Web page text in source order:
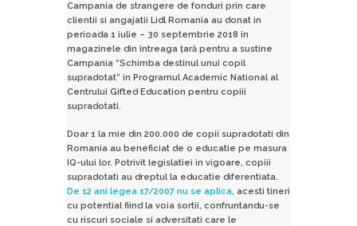
Campania de strangere de fonduri prin care
clientii si angajatii Lidl Romania au donat in
perioada 1 iulie – 30 septembrie 2018 în
magazinele din întreaga țară pentru a sustine
Campania “Schimba destinul unui copil
supradotat” in Programul Academic National al
Centrului Gifted Education pentru copiii
supradotati.
Doar 1 la mie din 200.000 de copii supradotati din
Romania au beneficiat de o educatie pe masura
IQ-ului lor. Potrivit legislatiei in vigoare, copiii
supradotati au dreptul la educatie diferentiata.
De 12 ani legea 17/2007 nu se aplica , acesti tineri
cu potential fiind la voia sortii, confruntandu-se
cu riscuri sociale si adversitati care le